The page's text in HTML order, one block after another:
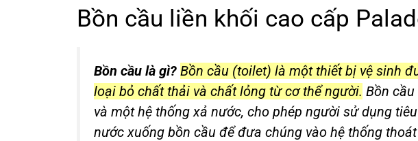
Bồn cầu liền khối cao cấp
Bồn cầu là gì? Bồn cầu (toilet) là một thiết bị vệ sinh
loại bỏ chất thải và chất lỏng từ cơ thể người. Bồn
và một hệ thống xả nước, cho phép người sử dụng
nước xuống bồn cầu để đưa chúng vào hệ thống